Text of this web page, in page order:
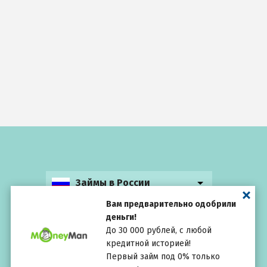
Вам предварительно одобрили
деньги!
До 30 000 рублей, с любой
кредитной историей!
Первый займ под 0% только
Займы в России
Выбирай
внимательно